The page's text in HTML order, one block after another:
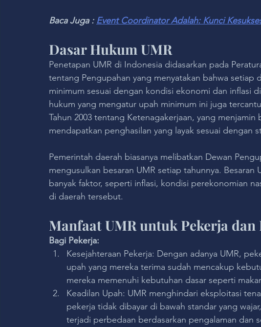
Baca Juga : Event Coordinator Adalah: Kunci
Dasar Hukum UMR
Penetapan UMR di Indonesia didasarkan pada
tentang Pengupahan yang menyatakan bahwa setiap
minimum sesuai dengan kondisi ekonomi dan inflasi
hukum yang mengatur upah minimum ini juga
Tahun 2003 tentang Ketenagakerjaan, yang
mendapatkan penghasilan yang layak sesuai dengan
Pemerintah daerah biasanya melibatkan Dewan
mengusulkan besaran UMR setiap tahunnya. Besaran
banyak faktor, seperti inflasi, kondisi perekonomian
di daerah tersebut.
Manfaat UMR untuk Pekerja dan
Bagi Pekerja:
Kesejahteraan Pekerja: Dengan adanya UMR,
upah yang mereka terima sudah mencakup
mereka memenuhi kebutuhan dasar seperti
Keadilan Upah: UMR menghindari eksploitasi
pekerja tidak dibayar di bawah standar yang
terjadi perbedaan berdasarkan pengalaman dan